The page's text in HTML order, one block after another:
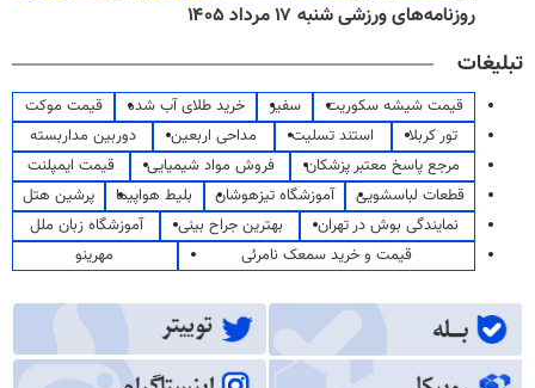
روزنامه‌های ورزشی شنبه ۱۷ مرداد ۱۴۰۵
تبلیغات
قیمت شیشه سکوریت سفیر خرید طلای آب شده
قیمت موکت
تور کربلا
استند تسلیت مداحی اربعین
دوربین مداربسته
مرجع پاسخ معتبر پزشکان
فروش مواد شیمیایی
قیمت ایمپلنت
قطعات لباسشویی
آموزشگاه تیزهوشان بلیط هواپیما
پرشین هتل
نمایندگی بوش در تهران
بهترین جراح بینی
آموزشگاه زبان ملل
قیمت و خرید سمعک نامرئی
مهرینو